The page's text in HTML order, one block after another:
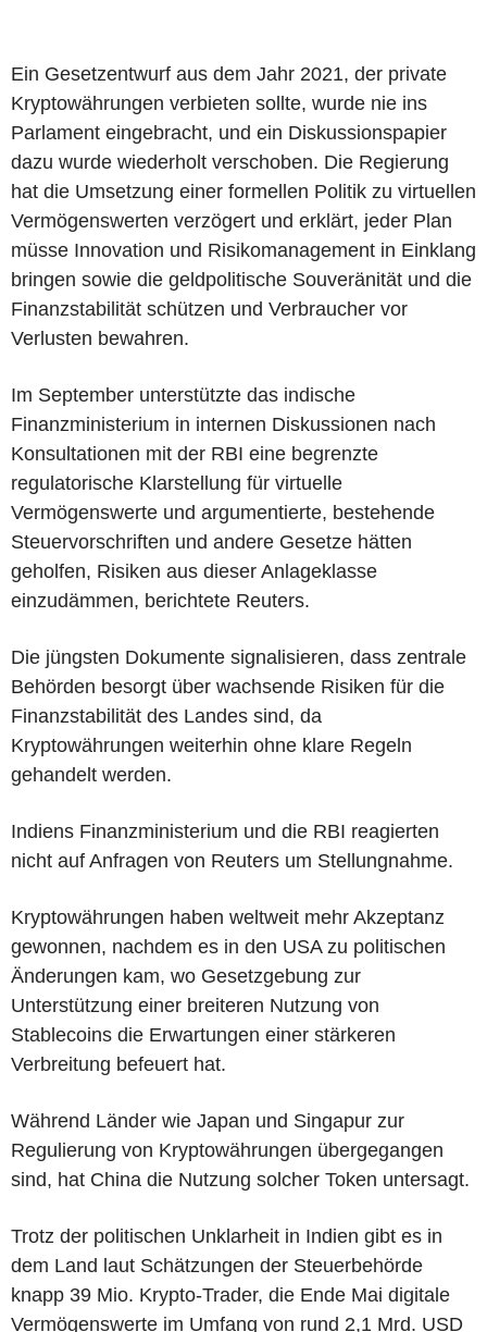
Ein Gesetzentwurf aus dem Jahr 2021, der private
Kryptowährungen verbieten sollte, wurde nie ins
Parlament eingebracht, und ein Diskussionspapier
dazu wurde wiederholt verschoben. Die Regierung
hat die Umsetzung einer formellen Politik zu virtuellen
Vermögenswerten verzögert und erklärt, jeder Plan
müsse Innovation und Risikomanagement in Einklang
bringen sowie die geldpolitische Souveränität und die
Finanzstabilität schützen und Verbraucher vor
Verlusten bewahren.
Im September unterstützte das indische
Finanzministerium in internen Diskussionen nach
Konsultationen mit der RBI eine begrenzte
regulatorische Klarstellung für virtuelle
Vermögenswerte und argumentierte, bestehende
Steuervorschriften und andere Gesetze hätten
geholfen, Risiken aus dieser Anlageklasse
einzudämmen, berichtete Reuters.
Die jüngsten Dokumente signalisieren, dass zentrale
Behörden besorgt über wachsende Risiken für die
Finanzstabilität des Landes sind, da
Kryptowährungen weiterhin ohne klare Regeln
gehandelt werden.
Indiens Finanzministerium und die RBI reagierten
nicht auf Anfragen von Reuters um Stellungnahme.
Kryptowährungen haben weltweit mehr Akzeptanz
gewonnen, nachdem es in den USA zu politischen
Änderungen kam, wo Gesetzgebung zur
Unterstützung einer breiteren Nutzung von
Stablecoins die Erwartungen einer stärkeren
Verbreitung befeuert hat.
Während Länder wie Japan und Singapur zur
Regulierung von Kryptowährungen übergegangen
sind, hat China die Nutzung solcher Token untersagt.
Trotz der politischen Unklarheit in Indien gibt es in
dem Land laut Schätzungen der Steuerbehörde
knapp 39 Mio. Krypto-Trader, die Ende Mai digitale
Vermögenswerte im Umfang von rund 2,1 Mrd. USD